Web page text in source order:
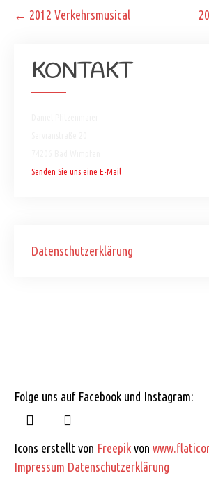
Post
navigation
← 2012 Verkehrsmusical
KONTAKT
Senden Sie uns eine E-Mail
Datenschutzerklärung
Folge uns auf Facebook und Instagram:
Icons erstellt von Freepik von
Impressum Datenschutzerklärung